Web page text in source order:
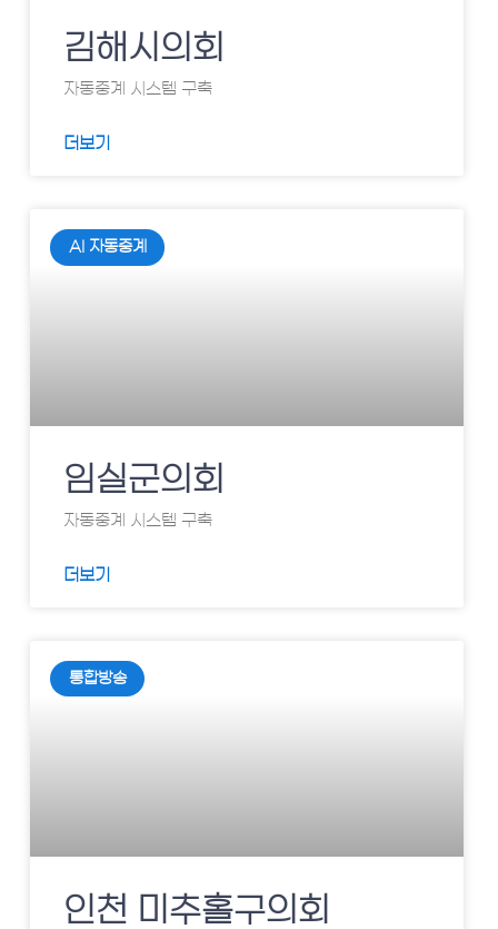
김해시의회
자동중계 시스템 구축
더보기
AI 자동중계
임실군의회
자동중계 시스템 구축
더보기
통합방송
인천 미추홀구의회